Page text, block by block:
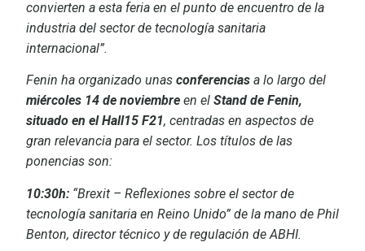
convierten a esta feria en el punto de encuentro de la
industria del sector de tecnología sanitaria
internacional”.
Fenin ha organizado unas conferencias a lo largo del
miércoles 14 de noviembre en el Stand de Fenin,
situado en el Hall15 F21, centradas en aspectos de
gran relevancia para el sector. Los títulos de las
ponencias son:
10:30h: “Brexit – Reflexiones sobre el sector de
tecnología sanitaria en Reino Unido” de la mano de Phil
Benton, director técnico y de regulación de ABHI.